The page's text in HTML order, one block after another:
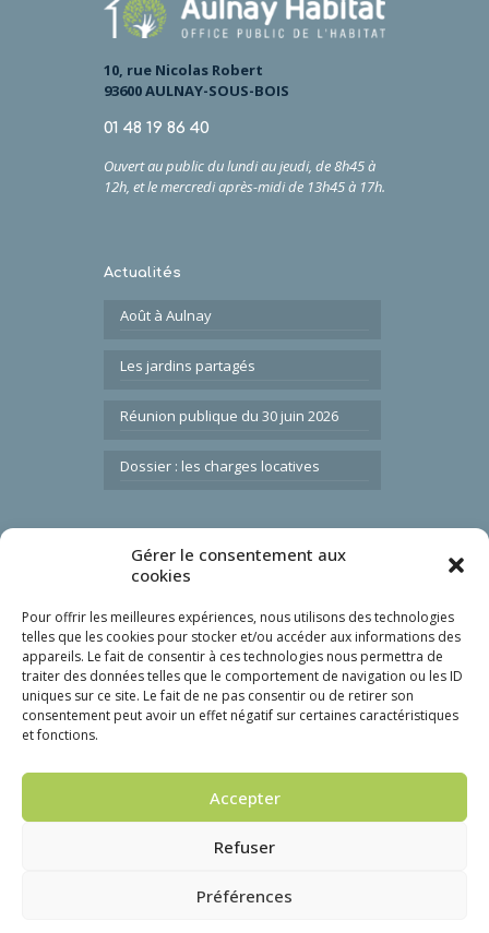
Gérer le consentement aux
cookies
Pour offrir les meilleures expériences, nous utilisons des technologies
telles que les cookies pour stocker et/ou accéder aux informations des
appareils. Le fait de consentir à ces technologies nous permettra de
traiter des données telles que le comportement de navigation ou les ID
uniques sur ce site. Le fait de ne pas consentir ou de retirer son
consentement peut avoir un effet négatif sur certaines caractéristiques
et fonctions.
Accepter
Refuser
Préférences
10, rue Nicolas Robert
93600 AULNAY-SOUS-BOIS
01 48 19 86 40
Ouvert au public du lundi au jeudi, de 8h45 à
12h, etlemercredi après-midi de 13h45 à 17h.
Actualités
Août à Aulnay
Les jardins partagés
Réunion publique du 30 juin 2026
Dossier : les charges locatives
Liens utiles
Nous contacter
FAQ
Mon gardien
Espace locataire
Marchés publics
©2026 - Office Public de l'Habitat d'Aulnay-sous-Bois
Offres de marchés publics